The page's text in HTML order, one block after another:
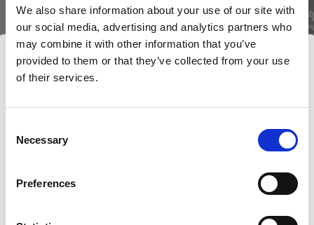
We also share information about your use of our site with
our social media, advertising and analytics partners who
may combine it with other information that you’ve
provided to them or that they’ve collected from your use
of their services.
Selection
Necessary
Preferences
Nouspensons
Cyprus
Clic